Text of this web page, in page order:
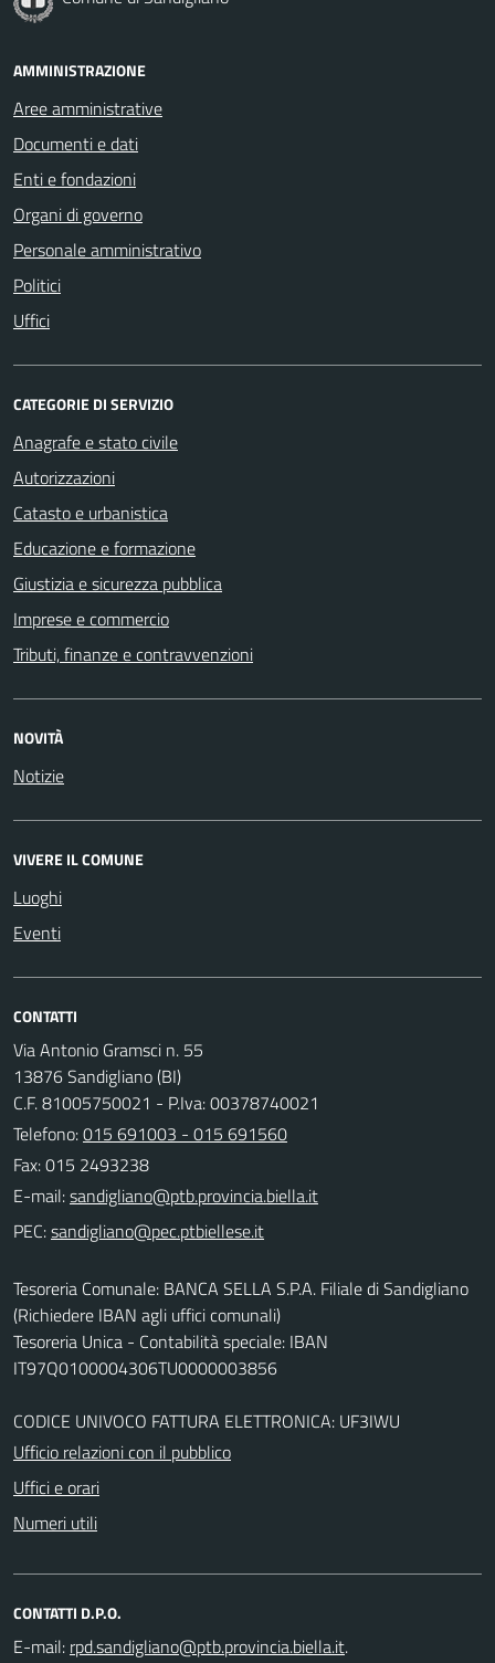
AMMINISTRAZIONE
Aree amministrative
Documenti e dati
Enti e fondazioni
Organi di governo
Personale amministrativo
Politici
Uffici
CATEGORIE DI SERVIZIO
Anagrafe e stato civile
Autorizzazioni
Catasto e urbanistica
Educazione e formazione
Giustizia e sicurezza pubblica
Imprese e commercio
Tributi, finanze e contravvenzioni
NOVITÀ
Notizie
VIVERE IL COMUNE
Luoghi
Eventi
CONTATTI
Via Antonio Gramsci n. 55
13876 Sandigliano (BI)
C.F. 81005750021 - P.Iva: 00378740021
Telefono:015 691003 - 015 691560
Fax: 015 2493238
E-mail:
PEC:
Tesoreria Comunale: BANCA SELLA S.P.A. Filiale di Sandigliano
(Richiedere IBAN agli uffici comunali)
Tesoreria Unica - Contabilità speciale: IBAN
IT97Q0100004306TU0000003856
CODICE UNIVOCO FATTURA ELETTRONICA: UF3IWU
Ufficio relazioni con il pubblico
Uffici e orari
Numeri utili
CONTATTI D.P.O.
E-mail:
.